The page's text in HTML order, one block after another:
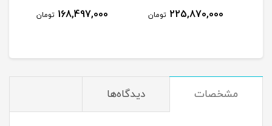
250Nits Matte ROG OLED
225,870,000 تومان 168,497,000 تومان
مشخصات دیدگاه‌ها